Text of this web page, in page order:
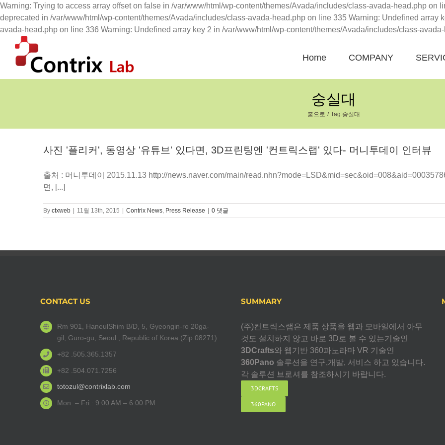
Warning: Trying to access array offset on false in /var/www/html/wp-content/themes/Avada/includes/class-avada-head.php on
deprecated in /var/www/html/wp-content/themes/Avada/includes/class-avada-head.php on line 335 Warning: Undefined
avada-head.php on line 336 Warning: Undefined array key 2 in /var/www/html/wp-content/themes/Avada/includes/class-
Home COMPANY
숭실대
홈으로 Tag:숭실대
사진 '플리커', 동영상 '유튜브' 있다면, 3D프린팅엔 '컨트릭스랩' 있다- 머니투데이 인터뷰
출처 : 머니투데이 2015.11.13 http://news.naver.com/main/
면, [...]
By ctxweb 11월 13th, 2015 Contrix News, Press Release 0 댓글
CONTACT US
Rm 901, HaneulShim B/D, 5, Gyeongin-ro 20ga-
gil, Guro-gu, Seoul , Republic of Korea.(Zip 08271)
+82 .505.365.1357
+82 .504.071.7256
totozul@contrixlab.com
Mon. – Fri.: 9:00 AM – 6:00 PM
SUMMARY
(주)컨트릭스랩은 제품 상품을 웹과 모바일에서 아무
것도 설치하지 않고 바로 3D로 볼 수 있는기술인
3DCrafts와 웹기반 360파노라마 VR 기술인
360Pano 솔루션을 연구,개발, 서비스 하고 있습니다.
각 솔루션 브로셔를 참조하시기 바랍니다.
3DCRAFTS
360PANO